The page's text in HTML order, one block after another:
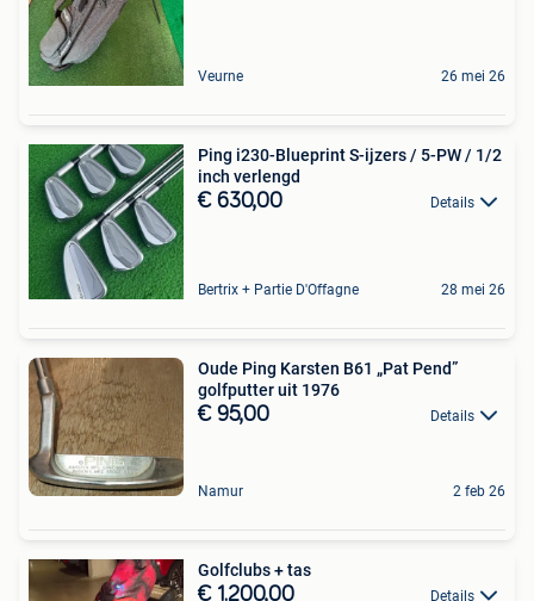
Veurne 26 mei 26
Ping i230-Blueprint S-ijzers / 5-PW / 1/2
inch verlengd
€ 630,00 Details
Bertrix + Partie D'Offagne 28 mei 26
Oude Ping Karsten B61 „Pat Pend”
golfputter uit 1976
€ 95,00 Details
Namur 2 feb 26
Golfclubs + tas
€ 1.200,00 Details